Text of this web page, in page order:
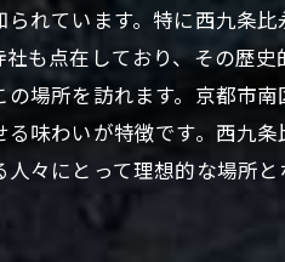
の予約方法
の楽しみ方
理由
京都市南区グルメの贅沢な
し方
れています。特に西九条
も点在しており、その歴
場所を訪れます。京都市
味わいが特徴です。西九
々にとって理想的な場所